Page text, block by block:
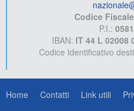
Codice
P.I.:
IBAN: IT 44 L 02008
Codice Identificativo
Home Contatti Link utili